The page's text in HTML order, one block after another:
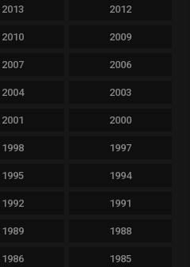
2013 2012
2010 2009
2007 2006
2004 2003
2001 2000
1998 1997
1995 1994
1992 1991
1989 1988
1986 1985